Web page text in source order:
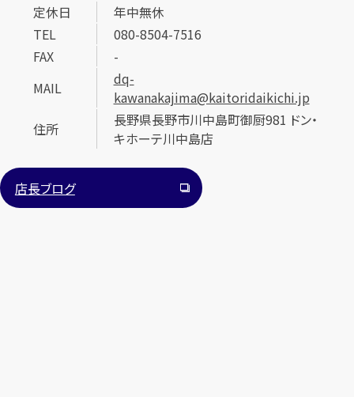
定休日
年中無休
TEL
080-8504-7516
FAX
-
MAIL
dq-
kawanakajima@kaitoridaikichi.jp
住所
長野県長野市川中島町御厨981 ドン・
キホーテ川中島店
店長ブログ